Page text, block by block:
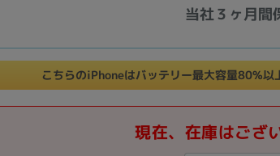
当社３ヶ月間
こちらのiPhoneはバッテリー最大容量80%以
現在、在庫はござ
ノートPC
メーカー